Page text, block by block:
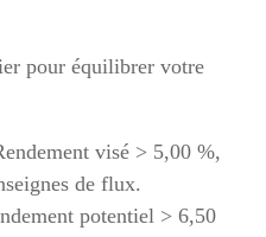
pour équilibrer votre
visé > 5,00 %,
de flux.
potentiel > 6,50